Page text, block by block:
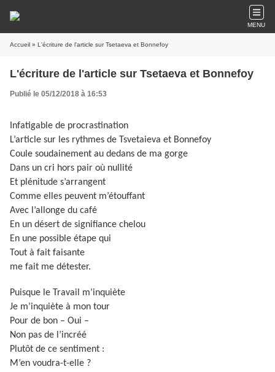
MENU
Accueil » L'écriture de l'article sur Tsetaeva et Bonnefoy
L'écriture de l'article sur Tsetaeva et Bonnefoy
Publié le 05/12/2018 à 16:53
Infatigable de procrastination
L’article sur les rythmes de Tsvetaieva et Bonnefoy
Coule soudainement au dedans de ma gorge
Dans un cri hors pair où nullité
Et plénitude s’arrangent
Comme elles peuvent m’étouffant
Avec l’allonge du café
En un désert de signifiance chelou
En une possible étape qui
Tout à fait faisante
me fait me détester.
Puisque le Travail m’inquiète
Je m’inquiète à mon tour
Pour de bon – Oui –
Non pas de l’incréé
Plutôt de ce sentiment :
M’en voudra-t-elle ?